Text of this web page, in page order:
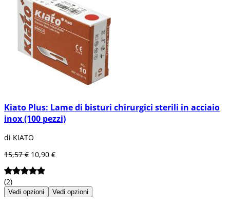
Kiato Plus: Lame di bisturi chirurgici sterili in acciaio
inox (100 pezzi)
di KIATO
15,57 € 10,90 €
(2)
Vedi opzioni Vedi opzioni